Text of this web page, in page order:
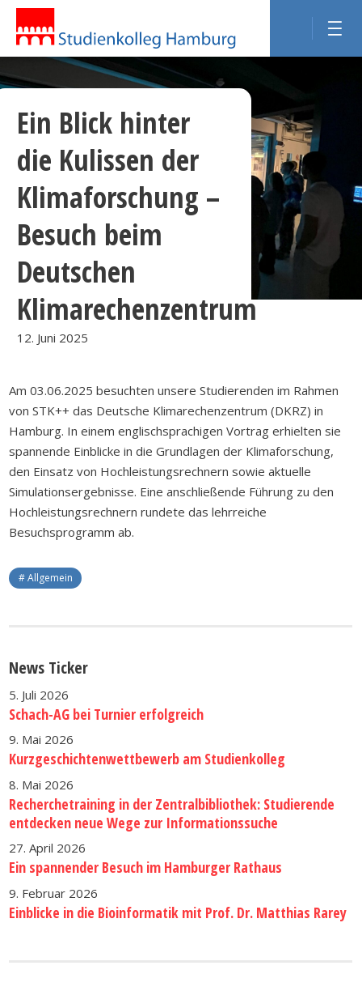
Ein Blick hinter
die Kulissen der
Klimaforschung –
Besuch beim
Deutschen
Klimarechenzentrum
12. Juni 2025
Am 03.06.2025 besuchten unsere Studierenden im Rahmen
von STK++ das Deutsche Klimarechenzentrum (DKRZ) in
Hamburg. In einem englischsprachigen Vortrag erhielten sie
spannende Einblicke in die Grundlagen der Klimaforschung,
den Einsatz von Hochleistungsrechnern sowie aktuelle
Simulationsergebnisse. Eine anschließende Führung zu den
Hochleistungsrechnern rundete das lehrreiche
Besuchsprogramm ab.
Allgemein
News Ticker
5. Juli 2026
Schach-AG bei Turnier erfolgreich
9. Mai 2026
Kurzgeschichtenwettbewerb am Studienkolleg
8. Mai 2026
Recherchetraining in der Zentralbibliothek: Studierende
entdecken neue Wege zur Informationssuche
27. April 2026
Ein spannender Besuch im Hamburger Rathaus
9. Februar 2026
Einblicke in die Bioinformatik mit Prof. Dr. Matthias Rarey